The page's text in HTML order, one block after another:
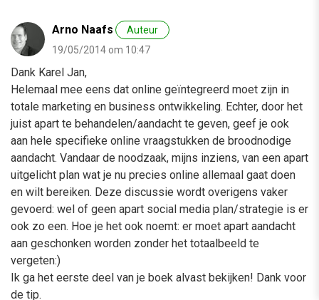
Arno Naafs
Auteur
19/05/2014 om 10:47
Dank Karel Jan,
Helemaal mee eens dat online geïntegreerd moet zijn in
totale marketing en business ontwikkeling. Echter, door het
juist apart te behandelen/aandacht te geven, geef je ook
aan hele specifieke online vraagstukken de broodnodige
aandacht. Vandaar de noodzaak, mijns inziens, van een apart
uitgelicht plan wat je nu precies online allemaal gaat doen
en wilt bereiken. Deze discussie wordt overigens vaker
gevoerd: wel of geen apart social media plan/strategie is er
ook zo een. Hoe je het ook noemt: er moet apart aandacht
aan geschonken worden zonder het totaalbeeld te
vergeten:)
Ik ga het eerste deel van je boek alvast bekijken! Dank voor
de tip.